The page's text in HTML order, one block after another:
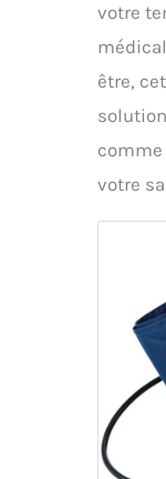
votre
être,
votre